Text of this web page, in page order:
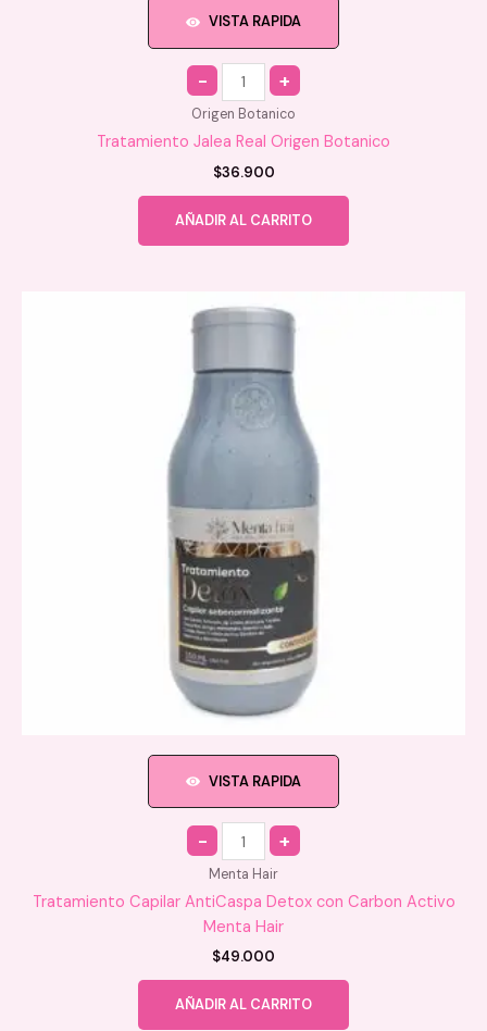
VISTA RAPIDA
Quantity
Origen Botanico
Tratamiento Jalea Real Origen Botanico
$36.900
AÑADIR AL CARRITO
VISTA RAPIDA
Quantity
Menta Hair
Tratamiento Capilar AntiCaspa Detox con Carbon Activo
Menta Hair
$49.000
AÑADIR AL CARRITO